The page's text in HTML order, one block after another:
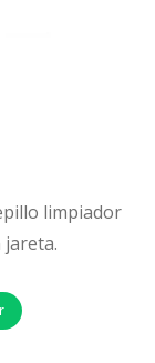
limpiador
jareta.